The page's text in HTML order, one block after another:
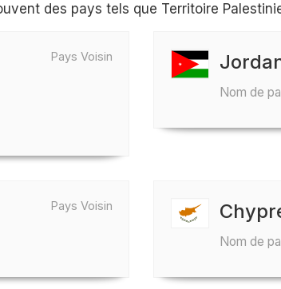
des pays tels que Territoire
Pays Voisin
Nom de
Pays Voisin
Nom de